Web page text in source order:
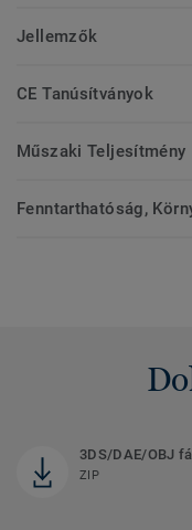
Jellemzők
CE Tanúsítványok
Műszaki Teljesítmény
Fenntarthatóság,
3DS/DAE/OBJ
ZIP